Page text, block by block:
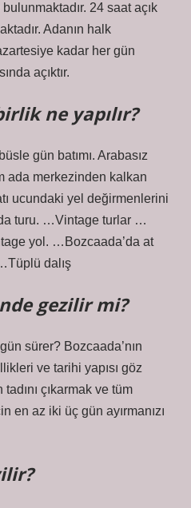
24 saat açık
Adanın halk
kadar her gün
açıktır.
ne yapılır?
gün batımı. Arabasız
ada merkezinden kalkan
ucundaki yel değirmenlerini
turu. …Vintage turlar …
yol. …Bozcaada’da at
dalış
gezilir mi?
sürer? Bozcaada’nın
ve tarihi yapısı göz
tadını çıkarmak ve tüm
en az iki üç gün ayırmanızı